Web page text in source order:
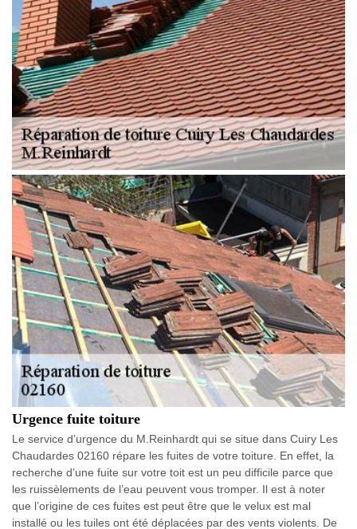
Urgence fuite toiture
Le service d’urgence du M.Reinhardt qui se situe dans Cuiry Les
Chaudardes 02160 répare les fuites de votre toiture. En effet, la
recherche d’une fuite sur votre toit est un peu difficile parce que
les ruissèlements de l’eau peuvent vous tromper. Il est à noter
que l’origine de ces fuites est peut être que le velux est mal
installé ou les tuiles ont été déplacées par des vents violents. De